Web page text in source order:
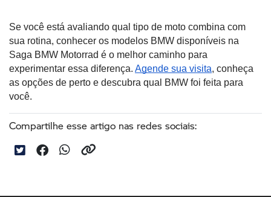
Se você está avaliando qual tipo de moto combina com
sua rotina, conhecer os modelos BMW disponíveis na
Saga BMW Motorrad é o melhor caminho para
experimentar essa diferença. Agende sua visita, conheça
as opções de perto e descubra qual BMW foi feita para
você.
Compartilhe esse artigo nas redes sociais: